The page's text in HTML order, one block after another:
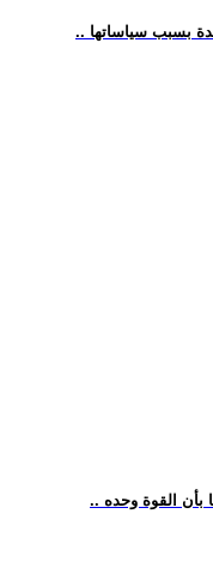
بسبب سياساتها
بأن القوة وحده